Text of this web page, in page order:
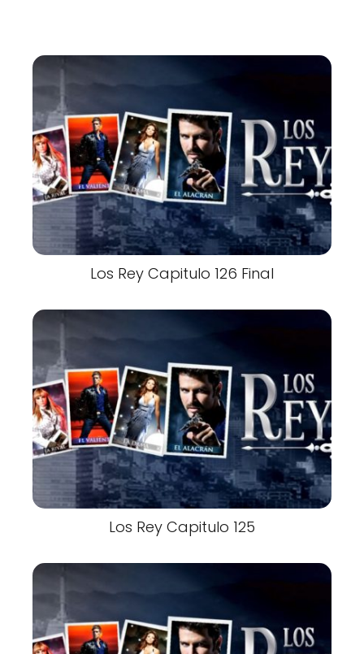
Los Rey Capitulo 126 Final
Los Rey Capitulo 125